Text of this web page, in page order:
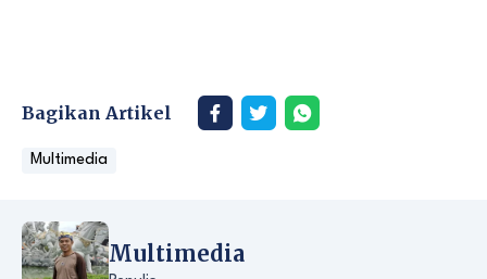
Bagikan Artikel
Multimedia
Multimedia